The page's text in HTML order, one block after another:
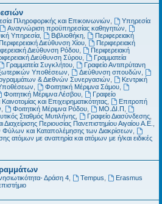
Πληροφορικής και Επικοινωνιών
Υπηρεσία
Αναγνώριση προϋπηρεσίας καθηγητών
Υπηρεσία, Βιβλιοθήκη,
Περιφερειακή
Περιφερειακή Διεύθυνση Χίου,
Περιφερειακή
Διεύθυνση Ρόδου,
Περιφερειακή
Διεύθυνση Σύρου,
Γραμματεία
Γραμματεία Συγκλήτου,
Γραφείο Αντιπρύτανη
Υποθέσεων
Διεύθυνση σπουδών
& Διεθνών Συνεργασιών
Κεντρική
Φοιτητική Μέριμνα Σάμου,
Φοιτητική Μέριμνα Λέσβου,
Γραφείο
και Επιχειρηματικότητας,
Επιτροπή
Φοιτητική Μέριμνα Ρόδου, ΜΟ.ΔΙ.Π
Σταθμός Μυτιλήνης, Γραφείο Διασύνδεσης,
Διαχείρισης Περιουσίας Πανεπιστημίου Αιγαίου Α.Ε.
Φύλων και Καταπολέμησης των Διακρίσεων
ατόμων με αναπηρία και ατόμων με ή/και ειδικές
Δράση 4, Tempus
Erasmus